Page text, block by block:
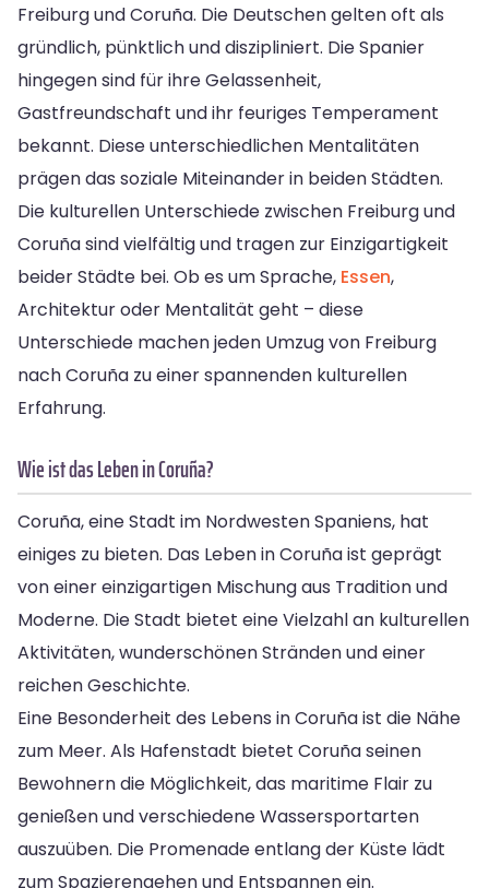
Freiburg und Coruña. Die Deutschen gelten oft als
gründlich, pünktlich und diszipliniert. Die Spanier
hingegen sind für ihre Gelassenheit,
Gastfreundschaft und ihr feuriges Temperament
bekannt. Diese unterschiedlichen Mentalitäten
prägen das soziale Miteinander in beiden Städten.
Die kulturellen Unterschiede zwischen Freiburg und
Coruña sind vielfältig und tragen zur Einzigartigkeit
beider Städte bei. Ob es um Sprache, Essen,
Architektur oder Mentalität geht – diese
Unterschiede machen jeden Umzug von Freiburg
nach Coruña zu einer spannenden kulturellen
Erfahrung.
Wie ist das Leben in Coruña?
Coruña, eine Stadt im Nordwesten Spaniens, hat
einiges zu bieten. Das Leben in Coruña ist geprägt
von einer einzigartigen Mischung aus Tradition und
Moderne. Die Stadt bietet eine Vielzahl an kulturellen
Aktivitäten, wunderschönen Stränden und einer
reichen Geschichte.
Eine Besonderheit des Lebens in Coruña ist die Nähe
zum Meer. Als Hafenstadt bietet Coruña seinen
Bewohnern die Möglichkeit, das maritime Flair zu
genießen und verschiedene Wassersportarten
auszuüben. Die Promenade entlang der Küste lädt
zum Spazierengehen und Entspannen ein.